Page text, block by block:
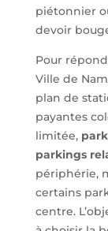
piétonnier
devoir
Pour
Ville de
plan de
payantes
limitée,
parkings
périphérie,
certains
centre.